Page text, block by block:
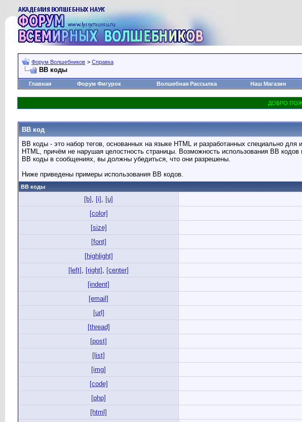
Форум Волшебников > Справка
BB коды
Главная
Форум Фигурок Волшебная Рассылка Наш Магазин
BB код
BB коды - это набор тегов, основанных на языке HTML и разработанных специально
HTML, причём не нарушая целостность страницы. Возможность использования BB
BB коды в сообщениях, вы должны убедиться, что они разрешены.
Ниже приведены примеры использования BB кодов.
BB коды
[b] , [i] , [u]
[color]
[size]
[font]
[highlight]
[left] , [right] , [center]
[indent]
[email]
[url]
[thread]
[post]
[list]
[img]
[code]
[php]
[html]